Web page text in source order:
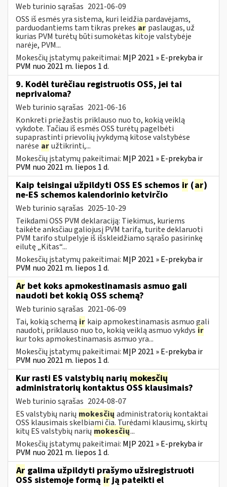
Web turinio sąrašas 2021-06-09
OSS iš esmės yra sistema, kuri leidžia pardavėjams,
parduodantiems tam tikras prekes ar paslaugas, už
kurias PVM turėtų būti sumokėtas kitoje valstybėje
narėje, PVM...
Mokesčių įstatymų pakeitimai: MĮP 2021 » E-prekyba ir
PVM nuo 2021 m. liepos 1 d.
9. Kodėl turėčiau registruotis OSS, jei tai
neprivaloma?
Web turinio sąrašas 2021-06-16
Konkreti priežastis priklauso nuo to, kokią veiklą
vykdote. Tačiau iš esmės OSS turėtų pagelbėti
supaprastinti prievolių įvykdymą kitose valstybėse
narėse aružtikrinti,...
Mokesčių įstatymų pakeitimai: MĮP 2021 » E-prekyba ir
PVM nuo 2021 m. liepos 1 d.
Kaip teisingai užpildyti OSS ES schemos ir (ar)
ne-ES schemos kalendorinio ketvirčio
Web turinio sąrašas 2025-10-29
Teikdami OSS PVM deklaraciją: Tiekimus, kuriems
taikėte anksčiau galiojusį PVM tarifą, turite deklaruoti
PVM tarifo stulpelyje iš išskleidžiamo sąrašo pasirinkę
eilutę „Kitas“...
Mokesčių įstatymų pakeitimai: MĮP 2021 » E-prekyba ir
PVM nuo 2021 m. liepos 1 d.
Ar bet koks apmokestinamasis asmuo gali
naudoti bet kokią OSS schemą?
Web turinio sąrašas 2021-06-09
Tai, kokią schemą ir kaip apmokestinamasis asmuo gali
naudoti, priklauso nuo to, kokią veiklą asmuo vykdys ir
kur toks apmokestinamasis asmuo yra...
Mokesčių įstatymų pakeitimai: MĮP 2021 » E-prekyba ir
PVM nuo 2021 m. liepos 1 d.
Kur rasti ES valstybių narių mokesčių
administratorių kontaktus OSS klausimais?
Web turinio sąrašas 2024-08-07
ES valstybių narių mokesčių administratorių kontaktai
OSS klausimais skelbiami čia. Turėdami klausimų, skirtų
kitų ES valstybių narių mokesčių...
Mokesčių įstatymų pakeitimai: MĮP 2021 » E-prekyba ir
PVM nuo 2021 m. liepos 1 d.
Ar galima užpildyti prašymo užsiregistruoti
OSS sistemoje formą irją pateikti el